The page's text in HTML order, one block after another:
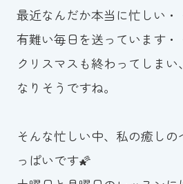
波スイタイムズ
お問い合わせ
Tel.098-
最近なんだか本当に忙しい・
有難い毎日を送っています・
クリスマスも終わってしま
なりそうですね。
そんな忙しい中、私の癒し
っぱいです🌠